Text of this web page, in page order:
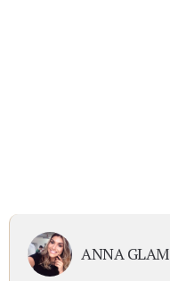
ANNA GLAM